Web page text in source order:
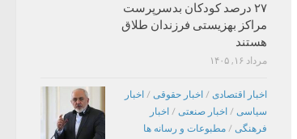
۲۷ درصد کودکان بدسرپرست
مراکز بهزیستی فرزندان طلاق
هستند
مرداد ۱۶, ۱۴۰۵
اخبار اقتصادی / اخبار حقوقی / اخبار
سیاسی / اخبار صنعتی / اخبار
فرهنگی / مطبوعات و رسانه ها